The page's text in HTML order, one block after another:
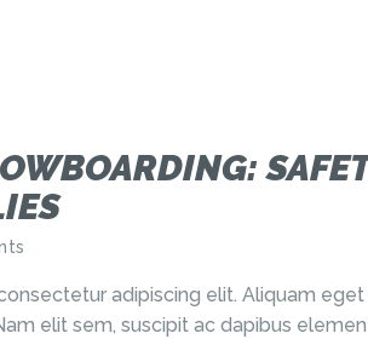
adipiscing elit. Aliquam eget
elit sem, suscipit ac dapibus